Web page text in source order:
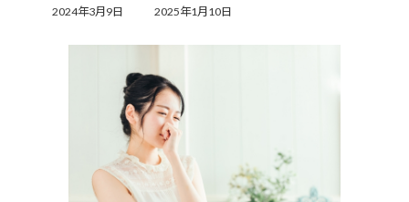
2024年3月9日
最
更
日
時
:
2025年1月10日